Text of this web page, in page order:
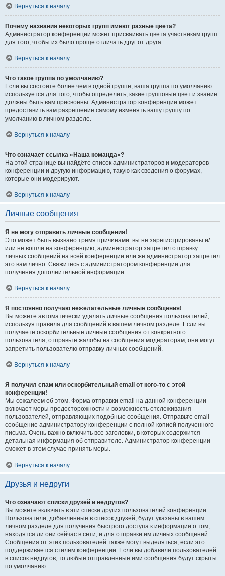
Вернуться к началу
Почему названия некоторых групп имеют разные цвета?
Администратор конференции может присваивать цвета участникам групп
для того, чтобы их было проще отличать друг от друга.
Вернуться к началу
Что такое группа по умолчанию?
Если вы состоите более чем в одной группе, ваша группа по умолчанию
используется для того, чтобы определить, какие групповые цвет и звание
должны быть вам присвоены. Администратор конференции может
предоставить вам разрешение самому изменять вашу группу по
умолчанию в личном разделе.
Вернуться к началу
Что означает ссылка «Наша команда»?
На этой странице вы найдёте список администраторов и модераторов
конференции и другую информацию, такую как сведения о форумах,
которые они модерируют.
Вернуться к началу
Личные сообщения
Я не могу отправить личные сообщения!
Это может быть вызвано тремя причинами: вы не зарегистрированы и/
или не вошли на конференцию, администратор запретил отправку
личных сообщений на всей конференции или же администратор запретил
это вам лично. Свяжитесь с администратором конференции для
получения дополнительной информации.
Вернуться к началу
Я постоянно получаю нежелательные личные сообщения!
Вы можете автоматически удалять личные сообщения пользователей,
используя правила для сообщений в вашем личном разделе. Если вы
получаете оскорбительные личные сообщения от конкретного
пользователя, отправьте жалобы на сообщения модераторам; они могут
запретить пользователю отправку личных сообщений.
Вернуться к началу
Я получил спам или оскорбительный email от кого-то с этой
конференции!
Мы сожалеем об этом. Форма отправки email на данной конференции
включает меры предосторожности и возможность отслеживания
пользователей, отправляющих подобные сообщения. Отправьте email-
сообщение администратору конференции с полной копией полученного
письма. Очень важно включить все заголовки, в которых содержится
детальная информация об отправителе. Администратор конференции
сможет в этом случае принять меры.
Вернуться к началу
Друзья и недруги
Что означают списки друзей и недругов?
Вы можете включать в эти списки других пользователей конференции.
Пользователи, добавленные в список друзей, будут указаны в вашем
личном разделе для получения быстрого доступа к информации о том,
находятся ли они сейчас в сети, и для отправки им личных сообщений.
Сообщения от этих пользователей также могут выделяться, если это
поддерживается стилем конференции. Если вы добавили пользователей
в список недругов, то любые отправленные ими сообщения будут скрыты
по умолчанию.